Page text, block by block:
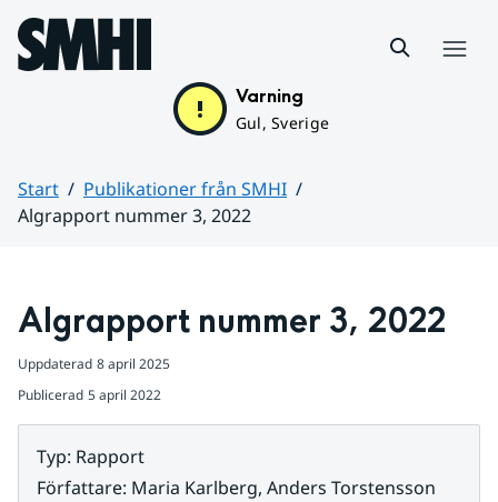
Hoppa till sidans innehåll
Varning
Gul, Sverige
Start
Publikationer från SMHI
Algrapport nummer 3, 2022
Algrapport nummer 3, 2022
Uppdaterad 8 april 2025
Publicerad 5 april 2022
Typ: Rapport
Författare: Maria Karlberg, Anders Torstensson